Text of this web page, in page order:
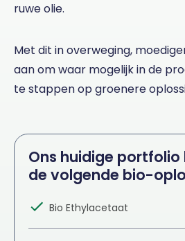
ruwe olie.
Met dit in overweging,
aan om waar mogelijk in de
te stappen op groenere
Ons huidige
de volgende bio-
Bio Ethylacetaat